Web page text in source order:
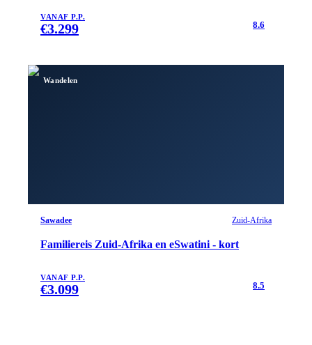
VANAF P.P.
€3.299 8.6
Wandelen
Sawadee Zuid-Afrika
Familiereis Zuid-Afrika en eSwatini - kort
VANAF P.P.
€3.099 8.5